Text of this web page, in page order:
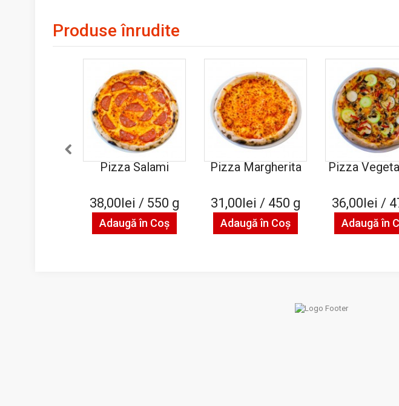
Produse înrudite
Pizza Salami
38,00lei / 550 g
Adaugă în Coş
Pizza Margherita
31,00lei / 450 g
Adaugă în Coş
Pizza
36,00lei /
Adaugă în